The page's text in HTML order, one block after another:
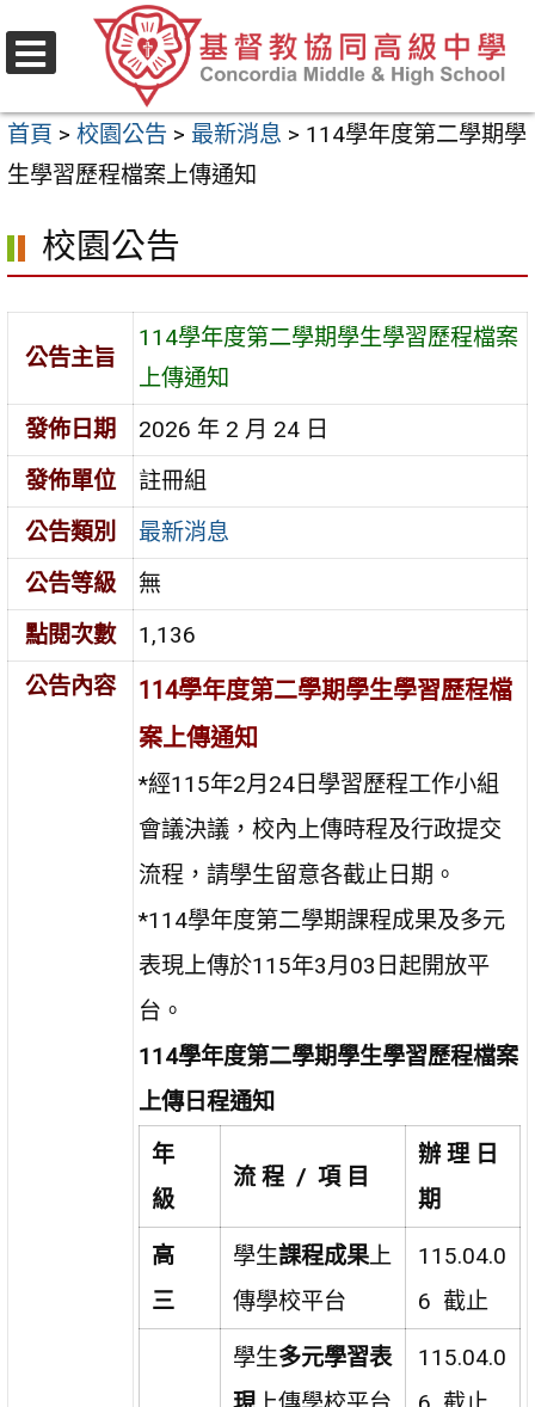
至
要
內
區
首頁 > 校園公告 > 最新消息 > 114學年度第二學期學
生學習歷程檔案上傳通知
校園公告
公告主旨
114學年度第二學期學生學習歷程檔案
上傳通知
發佈日期
2026 年 2 月 24 日
發佈單位
註冊組
公告類別
最新消息
公告等級
無
點閱次數
1,136
公告內容
114學年度第二學期學生學習歷程檔
案上傳通知
*經115年2月24日學習歷程工作小組
會議決議，校內上傳時程及行政提交
流程，請學生留意各截止日期。
*114學年度第二學期課程成果及多元
表現上傳於115年3月03日起開放平
台。
114學年度第二學期學生學習歷程檔案
上傳日程通知
年
級
流 程 / 項 目
辦 理 日
期
高
三
學生課程成果上
傳學校平台
115.04.0
6 截止
學生多元學習表
115.04.0
選
單